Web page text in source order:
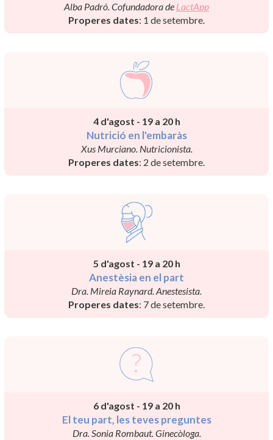
Alba Padró. Cofundadora de LactApp
Properes dates: 1 de setembre.
4 d'agost - 19 a 20 h
Nutrició en l'embaràs
Xus Murciano. Nutricionista.
Properes dates: 2 de setembre.
5 d'agost - 19 a 20 h
Anestèsia en el part
Dra. Mireia Raynard. Anestesista.
Properes dates: 7 de setembre.
6 d'agost - 19 a 20 h
El teu part, les teves preguntes
Dra. Sonia Rombaut. Ginecòloga.